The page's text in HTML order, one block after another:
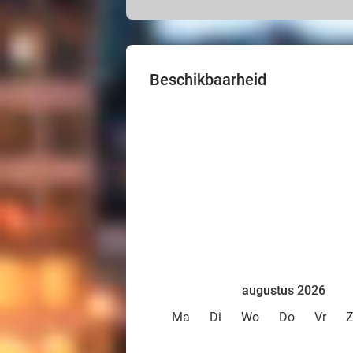
Beschikbaarheid
augustus 2026
Ma
Di Wo Do Vr